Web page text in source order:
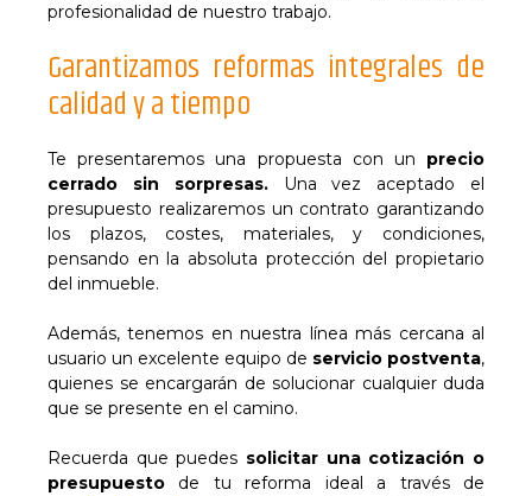
profesionalidad de nuestro trabajo.
Garantizamos reformas integrales de
calidad y a tiempo
Te presentaremos una propuesta con un precio
cerrado sin sorpresas. Una vez aceptado el
presupuesto realizaremos un contrato garantizando
los plazos, costes, materiales, y condiciones,
pensando en la absoluta protección del propietario
del inmueble.
Además, tenemos en nuestra línea más cercana al
usuario un excelente equipo de servicio postventa,
quienes se encargarán de solucionar cualquier duda
que se presente en el camino.
Recuerda que puedes solicitar una cotización o
presupuesto de tu reforma ideal a través de